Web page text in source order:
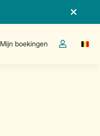
Mijn boekingen
Open de